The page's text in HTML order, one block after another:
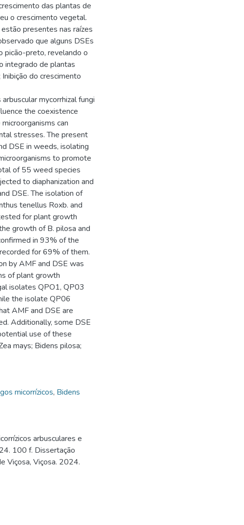
das plantas de
o crescimento vegetal.
presentes nas raízes
que alguns DSEs
picão-preto, revelando o
integrado de plantas
do crescimento
mycorrhizal fungi
the coexistence
can
stresses. The present
DSE in weeds, isolating
to promote
of 55 weed species
to diaphanization and
DSE. The isolation of
tenellus Roxb. and
for plant growth
growth of B. pilosa and
in 93% of the
for 69% of them.
by AMF and DSE was
of plant growth
isolates QPO1, QP03
the isolate QP06
AMF and DSE are
Additionally, some DSE
use of these
mays; Bidens pilosa;
micorrízicos, Bidens
arbusculares e
100 f. Dissertação
Viçosa, Viçosa. 2024.